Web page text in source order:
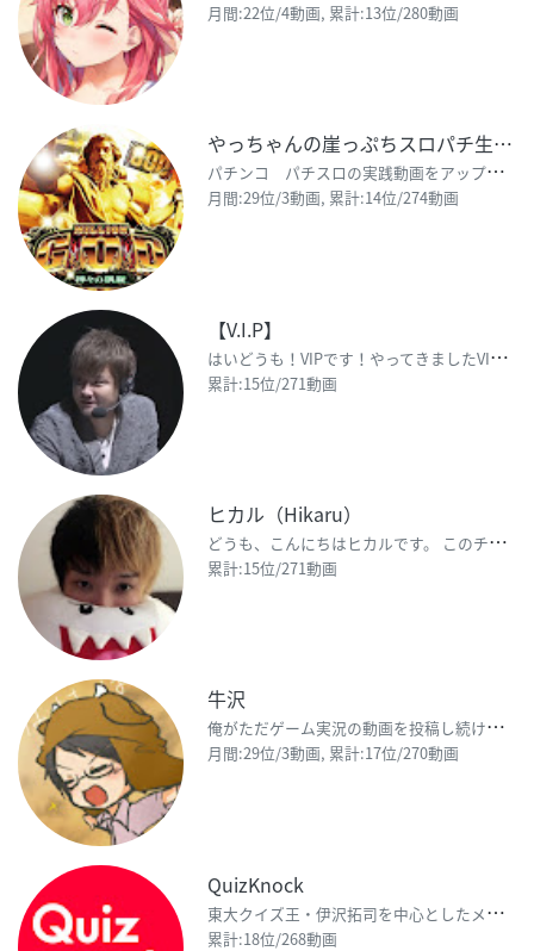
月間:22位/4動画, 累計:13位/280動画
やっちゃんの崖っぷちスロパチ生活
パ
チンコ パチスロの実践動画をアップしています。 視聴者の方が楽しく、熱くなれるような動画を目指して
月間:29位/3動画, 累計:14位/274動画
【V.I.P】
は
いどうも！VIPです！やってきましたVIPです！よろしくお願いしますVIPです！ プロ野球スピリ
累計:15位/271動画
ヒカル（Hikaru）
ど
うも、こんにちはヒカルです。 このチャンネルでは都市伝説や、心霊体験（ホラー）、他には実験検証、ド
累計:15位/271動画
牛沢
俺
がただゲーム実況の動画を投稿し続けるチャンネル 【twitter】http://twitter.c
月間:29位/3動画, 累計:17位/270動画
QuizKnock
東
大クイズ王・伊沢拓司を中心としたメンバーが、ガチンコクイズや盛り上がるゲーム、激ムズ入試問題など様
累計:18位/268動画